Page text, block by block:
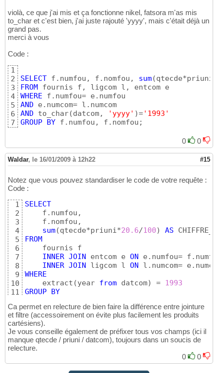
violà, ce que j'ai mis et ça fonctionne nikel, fatsora m'as mis
to_char et c'est bien, j'ai juste rajouté 'yyyy', mais c'était déjà un
grand pas.
merci à vous
Code :
1
2
3
4
5
6
7
SELECT f.numfou, f.nomfou, sum(qtecde*priuni*
FROM
WHERE
AND
AND to_char(datcom, 'yyyy' )='1993'
GROUP BY f.numfou, f.nomfou;
0 0
Waldar, le 16/01/2009 à 12h22 #15
Notez que vous pouvez standardiser le code de votre requête :
Code :
1
2
3
4
5
6
7
8
9
10
11
13
SELECT
    f.numfou,
    f.nomfou,
sum(qtecde*priuni*20.6/100)
AS
FROM
    fournis f
INNER JOIN entcom e ON e.numfou=
INNER JOIN ligcom l ON
WHERE
    extract
(year from datcom) = 1993
GROUP BY
    f.nomfou;
Ca permet en relecture de bien faire la différence entre jointure
et filtre (accessoirement on évite plus facilement les produits
cartésiens).
Je vous conseille également de préfixer tous vos champs (ici il
manque qtecde / priuni / datcom), toujours dans un soucis de
relecture.
0
0